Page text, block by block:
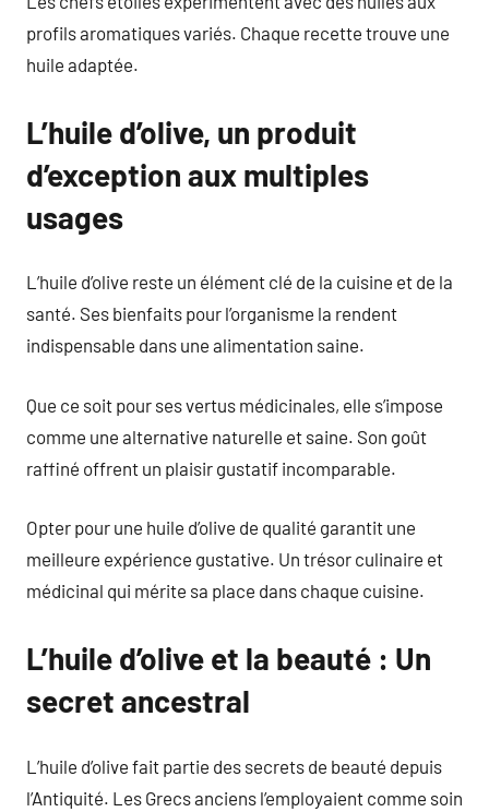
profils aromatiques variés. Chaque recette trouve une
huile adaptée.
L’huile d’olive, un produit
d’exception aux multiples
usages
L’huile d’olive reste un élément clé de la cuisine et de la
santé. Ses bienfaits pour l’organisme la rendent
indispensable dans une alimentation saine.
Que ce soit pour ses vertus médicinales, elle s’impose
comme une alternative naturelle et saine. Son goût
raffiné offrent un plaisir gustatif incomparable.
Opter pour une huile d’olive de qualité garantit une
meilleure expérience gustative. Un trésor culinaire et
médicinal qui mérite sa place dans chaque cuisine.
L’huile d’olive et la beauté : Un
secret ancestral
L’huile d’olive fait partie des secrets de beauté depuis
l’Antiquité. Les Grecs anciens l’employaient comme soin